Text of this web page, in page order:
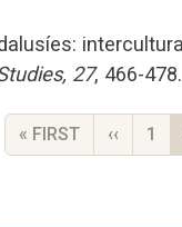
27, 466-478.
FIRST PAGE
« FIRST ‹‹ 1